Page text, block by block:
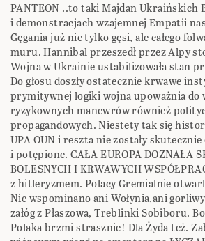
PANTEON ..to taki Majdan Ukraińskich
i demonstracjach wzajemnej Empatii
Gęgania już nie tylko gęsi, ale całego
muru. Hannibal przeszedł przez Alpy
Wojna w Ukrainie ustabilizowała stan
Do głosu doszły ostatecznie krwawe
prymitywnej logiki wojna upoważnia do
ryzykownych manewrów również
propagandowych. Niestety tak się
UPA OUN i reszta nie zostały skutecznie
i potępione. CAŁA EUROPA DOZNAŁA
BOLESNYCH I KRWAWYCH
z hitleryzmem. Polacy Gremialnie
Nie wspominano ani Wołynia,ani
załóg z Płaszowa, Treblinki Sobiboru.
Polaka brzmi strasznie! Dla Żyda też.